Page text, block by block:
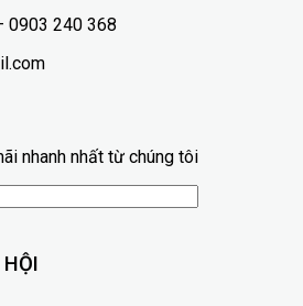
0903 240 368
nhanh nhất từ chúng tôi